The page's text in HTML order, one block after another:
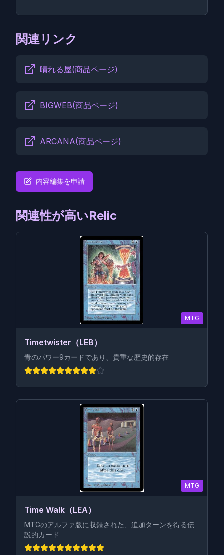
関連リンク
晴れる屋(商品ページ)
BIGWEB(商品ページ)
ARCANA(商品ページ)
内容編集を申請
関連性が高いRelic
MTG
Timetwister（LEB）
青のパワー9カードであり、貴重な歴史的存在
MTG
Time Walk（LEA）
MTGのアルファ版に収録された、追加ターンを得る伝
説的カード